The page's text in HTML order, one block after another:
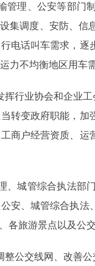
理、公安等部门
集调度、安防、信
电话叫车需求，
力不均衡地区用车
行业协会和企业工
转变政府职能，
商户经营资质、
城管综合执法部
安、城管综合执
各旅游景点以及公
公交线网、改善公